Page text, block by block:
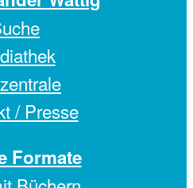
/ Presse
Formate